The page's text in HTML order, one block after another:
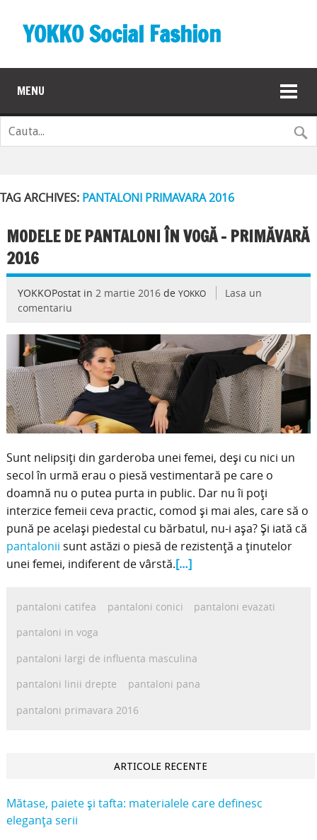
YOKKO Social Fashion
MENU
TAG ARCHIVES: PANTALONI PRIMAVARA 2016
MODELE DE PANTALONI ÎN VOGĂ – PRIMĂVARĂ
2016
YOKKOPostat in 2 martie 2016de YOKKO
Lasa un
comentariu
Sunt nelipsiți din garderoba unei femei, deși cu nici un
secol în urmă erau o piesă vestimentară pe care o
doamnă nu o putea purta in public. Dar nu îi poți
interzice femeii ceva practic, comod și mai ales, care să o
pună pe același piedestal cu bărbatul, nu-i așa? Și iată că
pantalonii sunt astăzi o piesă de rezistență a ținutelor
unei femei, indiferent de vârstă.[…]
pantaloni catifea pantaloni conici
pantaloni evazati
pantaloni in voga
pantaloni largi de influenta masculina
pantaloni linii drepte
pantaloni pana
pantaloni primavara 2016
ARTICOLE RECENTE
Mătase, paiete și tafta: materialele care definesc
eleganța serii